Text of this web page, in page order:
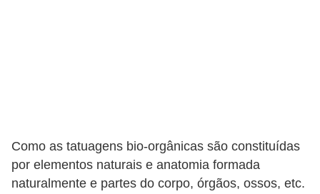
Como as tatuagens bio-orgânicas são constituídas
por elementos naturais e anatomia formada
naturalmente e partes do corpo, órgãos, ossos, etc.
t
e
s